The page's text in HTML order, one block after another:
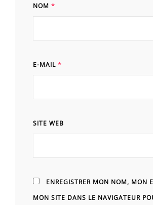
NOM *
E-MAIL *
SITE WEB
ENREGISTRER MON NOM, MON
MON SITE DANS LE NAVIGATEUR